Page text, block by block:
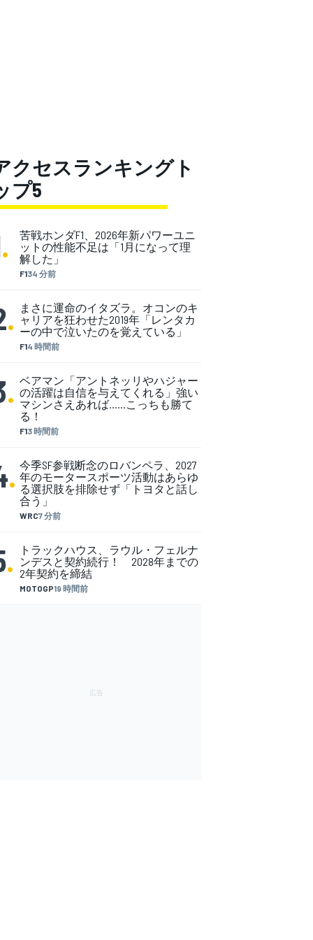
クセスランキングト
プ5
.
F134 分前
苦戦ホンダF1、2026年新パワーユニ
ットの性能不足は「1月になって理
解した」
.
F14 時間前
まさに運命のイタズラ。オコンのキ
ャリアを狂わせた2019年「レンタカ
ーの中で泣いたのを覚えている」
.
F13 時間前
ベアマン「アントネッリやハジャー
の活躍は自信を与えてくれる」強い
マシンさえあれば……こっちも勝て
る！
.
WRC7 分前
今季SF参戦断念のロバンペラ、2027
年のモータースポーツ活動はあらゆ
る選択肢を排除せず「トヨタと話し
合う」
.
MOTOGP19 時間前
トラックハウス、ラウル・フェルナ
ンデスと契約続行！ 2028年までの
2年契約を締結